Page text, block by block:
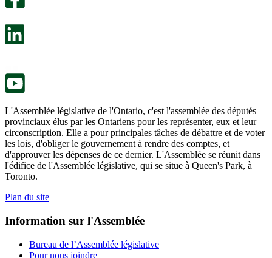
L'Assemblée législative de l'Ontario, c'est l'assemblée des députés
provinciaux élus par les Ontariens pour les représenter, eux et leur
circonscription. Elle a pour principales tâches de débattre et de voter
les lois, d'obliger le gouvernement à rendre des comptes, et
d'approuver les dépenses de ce dernier. L'Assemblée se réunit dans
l'édifice de l'Assemblée législative, qui se situe à Queen's Park, à
Toronto.
Plan du site
Information sur l'Assemblée
Bureau de l’Assemblée législative
Pour nous joindre